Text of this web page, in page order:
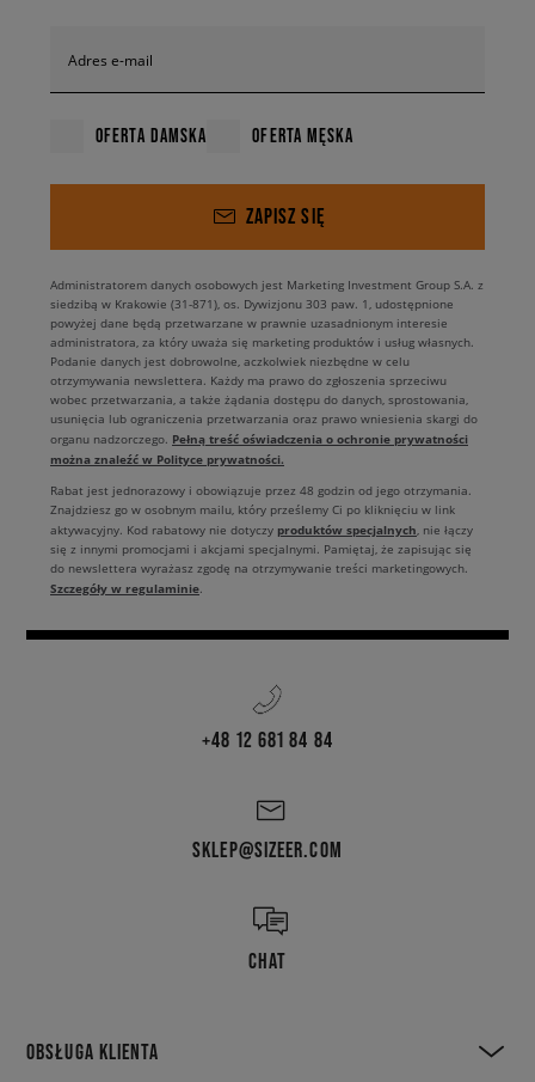
Adres e-mail
OFERTA DAMSKA OFERTA MĘSKA
ZAPISZ SIĘ
Administratorem danych osobowych jest Marketing Investment Group S.A. z
siedzibą w Krakowie (31-871), os. Dywizjonu 303 paw. 1, udostępnione
powyżej dane będą przetwarzane w prawnie uzasadnionym interesie
administratora, za który uważa się marketing produktów i usług własnych.
Podanie danych jest dobrowolne, aczkolwiek niezbędne w celu
otrzymywania newslettera. Każdy ma prawo do zgłoszenia sprzeciwu
wobec przetwarzania, a także żądania dostępu do danych, sprostowania,
usunięcia lub ograniczenia przetwarzania oraz prawo wniesienia skargi do
organu nadzorczego. Pełną treść oświadczenia o ochronie prywatności
można znaleźć w Polityce prywatności.
Rabat jest jednorazowy i obowiązuje przez 48 godzin od jego otrzymania.
Znajdziesz go w osobnym mailu, który prześlemy Ci po kliknięciu w link
aktywacyjny. Kod rabatowy nie dotyczy produktów specjalnych , nie łączy
się z innymi promocjami i akcjami specjalnymi. Pamiętaj, że zapisując się
do newslettera wyrażasz zgodę na otrzymywanie treści marketingowych.
Szczegóły w regulaminie
+48 12 681 84 84
SKLEP@SIZEER.COM
CHAT
OBSŁUGA KLIENTA